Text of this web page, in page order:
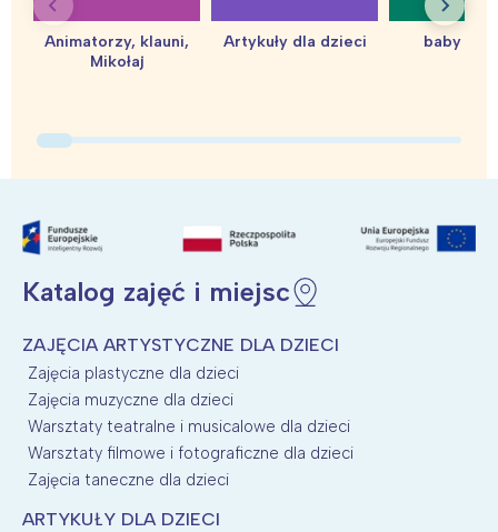
Animatorzy, klauni,
Mikołaj
Artykuły dla dzieci baby
Katalog zajęć i miejsc
ZAJĘCIA ARTYSTYCZNE DLA DZIECI
Zajęcia plastyczne dla dzieci
Zajęcia muzyczne dla dzieci
Warsztaty teatralne i musicalowe dla dzieci
Warsztaty filmowe i fotograficzne dla dzieci
Zajęcia taneczne dla dzieci
ARTYKUŁY DLA DZIECI
Warszawa
Łódź
Trójmiasto
Wrocław
Śląsk
Południe
Wszystkie
Wybieram